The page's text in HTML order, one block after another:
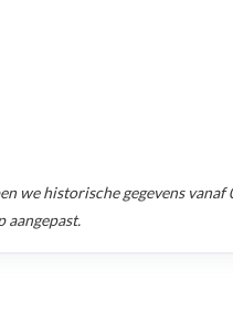
we historische gegevens vanaf
aangepast.